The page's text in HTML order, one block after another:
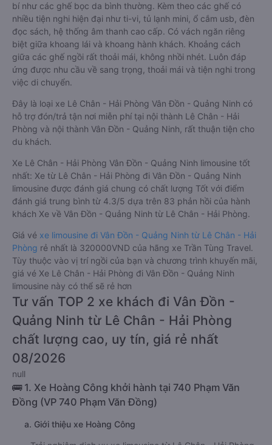
bí như các ghế bọc da bình thường. Kèm theo các ghế có
nhiều tiện nghi hiện đại như ti-vi, tủ lạnh mini, ổ cắm usb, đèn
đọc sách, hệ thống âm thanh cao cấp. Có vách ngăn riêng
biệt giữa khoang lái và khoang hành khách. Khoảng cách
giữa các ghế ngồi rất thoải mái, không nhồi nhét. Luôn đáp
ứng được nhu cầu về sang trọng, thoải mái và tiện nghi trong
việc di chuyển.
Đây là loại xe Lê Chân - Hải Phòng Vân Đồn - Quảng Ninh có
hỗ trợ đón/trả tận nơi miễn phí tại nội thành Lê Chân - Hải
Phòng và nội thành Vân Đồn - Quảng Ninh, rất thuận tiện cho
du khách.
Xe Lê Chân - Hải Phòng Vân Đồn - Quảng Ninh limousine tốt
nhất: Xe từ Lê Chân - Hải Phòng đi Vân Đồn - Quảng Ninh
limousine được đánh giá chung có chất lượng Tốt với điểm
đánh giá trung bình từ 4.3/5 dựa trên 83 phản hồi của hành
khách Xe về Vân Đồn - Quảng Ninh từ Lê Chân - Hải Phòng.
Giá vé xe limousine đi Vân Đồn - Quảng Ninh từ Lê Chân - Hải
Phòng rẻ nhất là 320000VND của hãng xe Trần Tùng Travel.
Tùy thuộc vào vị trí ngồi của bạn và chương trình khuyến mãi,
giá vé Xe Lê Chân - Hải Phòng đi Vân Đồn - Quảng Ninh
limousine này có thể sẽ rẻ hơn
Tư vấn TOP 2 xe khách đi Vân Đồn -
Quảng Ninh từ Lê Chân - Hải Phòng
chất lượng cao, uy tín, giá rẻ nhất
08/2026
null
🚌 1. Xe Hoàng Công khởi hành tại 740 Phạm Văn
Đồng (VP 740 Phạm Văn Đồng)
a. Giới thiệu xe Hoàng Công